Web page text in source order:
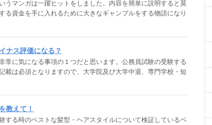
うマンガは一躍ヒットをしました。内容を簡単に説明すると莫
る資金を手に入れるために大きなギャンブルをする物語になり
ナス評価になる？
常に気になる事項の１つだと思います。公務員試験の受験する
載は必須となりますので、大学院及び大学中退、専門学校・短
教えて！
する時のベストな髪型・ヘアスタイルについて検証しているペ